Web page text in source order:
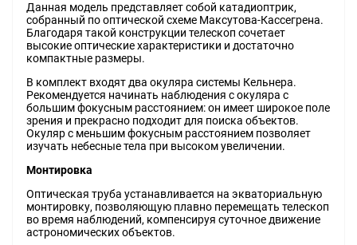
Данная модель представляет собой катадиоптрик,
собранный по оптической схеме Максутова-Кассегрена.
Благодаря такой конструкции телескоп сочетает
высокие оптические характеристики и достаточно
компактные размеры.
В комплект входят два окуляра системы Кельнера.
Рекомендуется начинать наблюдения с окуляра с
большим фокусным расстоянием: он имеет широкое поле
зрения и прекрасно подходит для поиска объектов.
Окуляр с меньшим фокусным расстоянием позволяет
изучать небесные тела при высоком увеличении.
Монтировка
Оптическая труба устанавливается на экваториальную
монтировку, позволяющую плавно перемещать телескоп
во время наблюдений, компенсируя суточное движение
астрономических объектов.